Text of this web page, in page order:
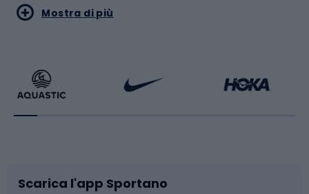
Sport acquatici
Bikepacking
Bushcraft
Sport di arti marziali
Sport con le racchette
Slitte e slittini
Mostra di più
Scarica l'app Sportano